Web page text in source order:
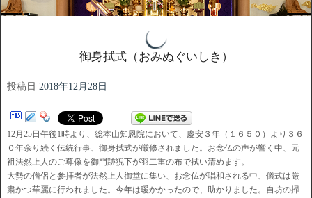
御身拭式（おみぬぐいしき）
投稿日 2018年12月28日
12月25日午後1時より、総本山知恩院において、慶安３年（１６５０）より３６
０年余り続く伝統行事、御身拭式が厳修されました。お念仏の声が響く中、元
祖法然上人のご尊像を御門跡猊下が羽二重の布で拭い清めます。
大勢の僧侶と参拝者が法然上人御堂に集い、お念仏が唱和される中、儀式は厳
粛かつ華麗に行われました。今年は暖かかったので、助かりました。自坊の掃